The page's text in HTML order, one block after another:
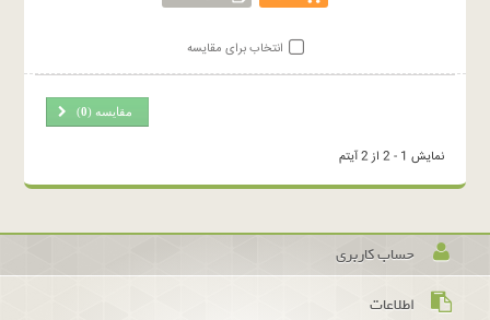
انتخاب برای مقایسه
مقایسه (0
)
نمایش 1 - 2 از 2 آیتم
حساب کاربری
اطلاعات